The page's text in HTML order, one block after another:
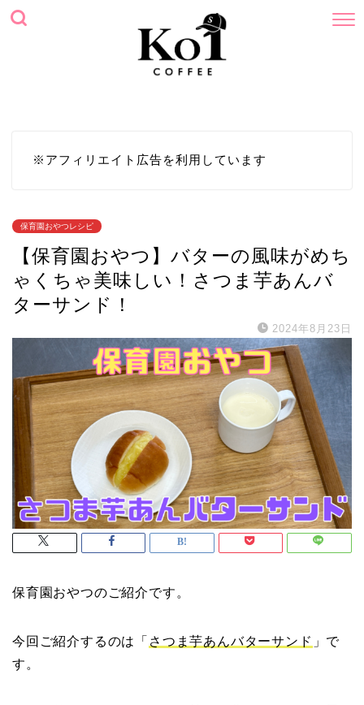
※アフィリエイト広告を利用しています
保育園おやつレシピ
【保育園おやつ】バターの風味がめち
ゃくちゃ美味しい！さつま芋あんバ
ターサンド！
2024年8月23日
保育園おやつのご紹介です。
今回ご紹介するのは「 さつま芋あんバターサンド 」で
す。